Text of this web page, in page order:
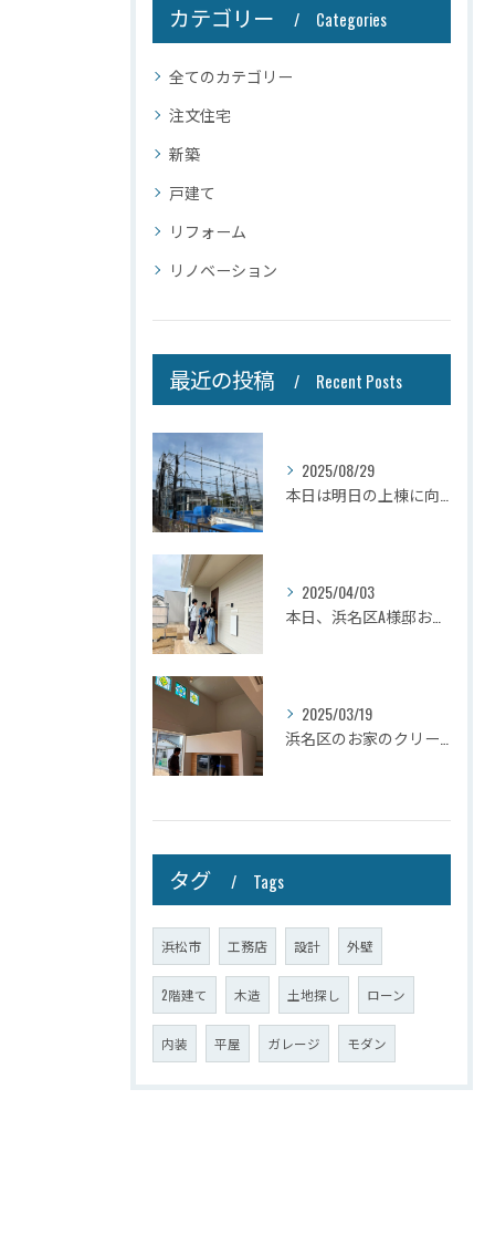
カテゴリー Categories
全てのカテゴリー
注文住宅
新築
戸建て
リフォーム
リノベーション
最近の投稿 Recent Posts
2025/08/29
2025/04/03
2025/03/19
タグ Tags
浜松市 工務店 設計 外壁
2階建て 木造 土地探し ローン
内装 平屋 ガレージ モダン